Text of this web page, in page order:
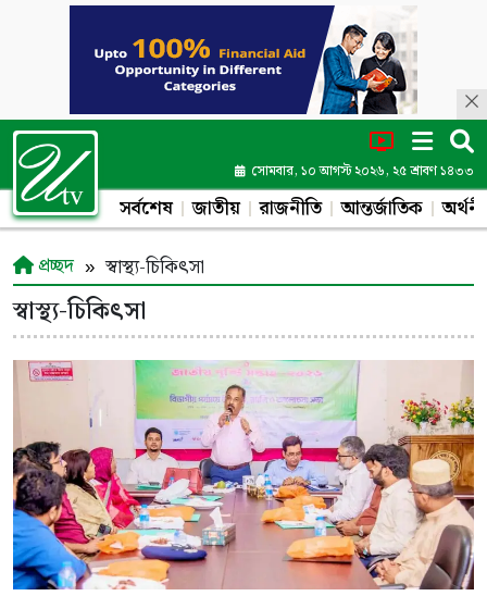
সোমবার, ১০ আগস্ট ২০২৬, ২৫ শ্রাবণ ১৪৩৩
সর্বশেষ জাতীয় রাজনীতি আন্তর্জাতিক
প্রচ্ছদ
স্বাস্থ্য-চিকিৎসা
স্বাস্থ্য-চিকিৎসা